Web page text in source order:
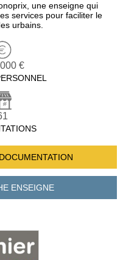
une enseigne qui
services pour faciliter le
urbains.
€
DOCUMENTATION
ENSEIGNE